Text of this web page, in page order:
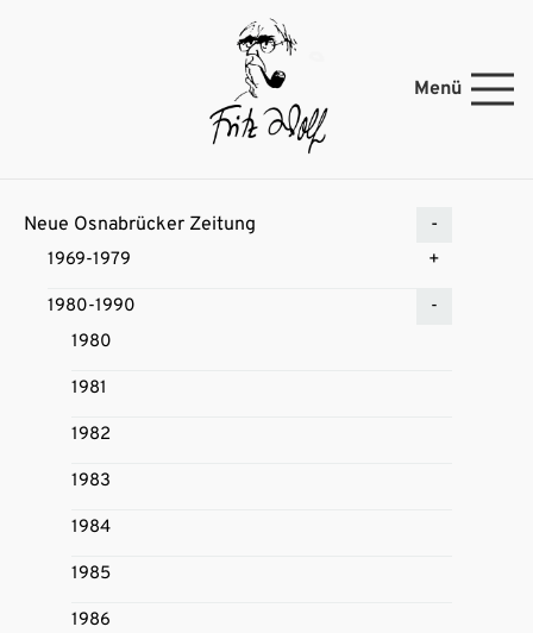
Menü
Neue Osnabrücker Zeitung
1969-1979
1980-1990
1980
1981
1982
1983
1984
1985
1986